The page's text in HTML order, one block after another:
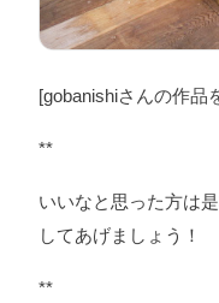
[gobanishiさんの作品
**
いいなと思った方は
してあげましょう！
**